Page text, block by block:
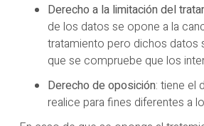
Derecho a la limitación del
de los datos se opone a la
tratamiento pero dichos datos
que se compruebe que los
Derecho de oposición: tiene el
realice para fines diferentes a